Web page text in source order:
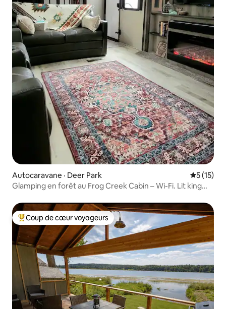
Autocaravane · Deer Park Note
5 (15)
Glamping en forêt au Frog Creek Cabin – Wi-Fi. Lit king
Coup de cœur voyageurs parmi les plus aimés
Coup de cœur voyageurs